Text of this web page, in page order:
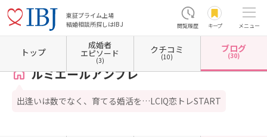
東証プライム上場
結婚相談所探しはIBJ
閲覧履歴 キープ メニュー
ホーム 宮城県の結婚相談所 宮城県仙台市 ルミエールアンブレ カウンセラーブログ
ルミエールアンブレ
出逢いは数でなく、育てる婚活を…LCIQ恋トレSTART
トップ
成婚者
エピソード
(3)
クチコミ
(10)
ブログ
(30)